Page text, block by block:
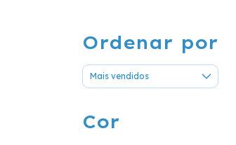
Ordenar por
Cor